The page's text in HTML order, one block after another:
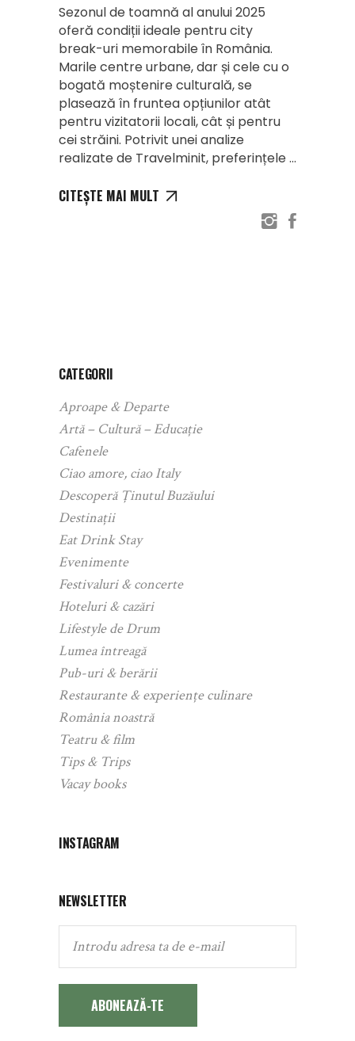
Sezonul de toamnă al anului 2025
oferă condiții ideale pentru city
break-uri memorabile în România.
Marile centre urbane, dar și cele cu o
bogată moștenire culturală, se
plasează în fruntea opțiunilor atât
pentru vizitatorii locali, cât și pentru
cei străini. Potrivit unei analize
realizate de Travelminit, preferințele
CITEȘTE MAI MULT
CATEGORII
Aproape & Departe
Artă – Cultură – Educație
Cafenele
Ciao amore, ciao Italy
Descoperă Ținutul Buzăului
Destinații
Eat Drink Stay
Evenimente
Festivaluri & concerte
Hoteluri & cazări
Lifestyle de Drum
Lumea întreagă
Pub-uri & berării
Restaurante & experiențe culinare
România noastră
Teatru & film
Tips & Trips
Vacay books
INSTAGRAM
NEWSLETTER
ABONEAZĂ-TE